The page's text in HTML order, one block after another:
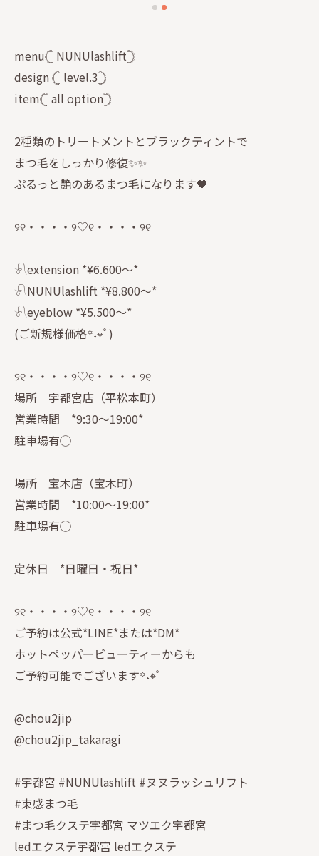
menu𓊆 NUNUlashlift𓊇
design 𓊆 level.3𓊇
item𓊆 all option𓊇
2種類のトリートメントとブラックティントで
まつ毛をしっかり修復✨✨
ぷるっと艶のあるまつ毛になります🖤
୨୧・・・・୨♡୧・・・・୨୧
𓍯extension *¥6.600〜*
𓍯NUNUlashlift *¥8.800〜*
𓍯eyeblow *¥5.500〜*
(ご新規様価格꙳˖⌖ﾟ)
୨୧・・・・୨♡୧・・・・୨୧
場所 宇都宮店（平松本町）
営業時間 *9:30〜19:00*
駐車場有◯
場所 宝木店（宝木町）
営業時間 *10:00〜19:00*
駐車場有◯
定休日 *日曜日・祝日*
୨୧・・・・୨♡୧・・・・୨୧
ご予約は公式*LINE*または*DM*
ホットペッパービューティーからも
ご予約可能でございます꙳˖⌖ﾟ
@chou2jip
@chou2jip_takaragi
#宇都宮 #NUNUlashlift #ヌヌラッシュリフト
#束感まつ毛
#まつ毛クステ宇都宮 マツエク宇都宮
ledエクステ宇都宮 ledエクステ